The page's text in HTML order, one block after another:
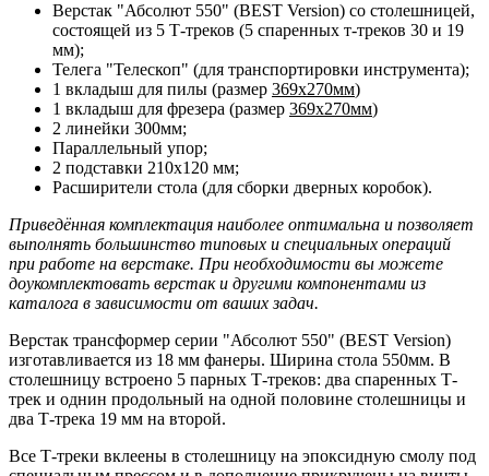
Верстак "Абсолют 550" (BEST Version) со столешницей,
состоящей из 5 Т-треков (5 спаренных т-треков 30 и 19
мм);
Телега "Телескоп" (для транспортировки инструмента);
1 вкладыш для пилы (размер 369х270мм)
1 вкладыш для фрезера (размер 369х270мм)
2 линейки 300мм;
Параллельный упор;
2 подставки 210х120 мм;
Расширители стола (для сборки дверных коробок).
Приведённая комплектация наиболее оптимальна и позволяет
выполнять большинство типовых и специальных операций
при работе на верстаке. При необходимости вы можете
доукомплектовать верстак и другими компонентами из
каталога в зависимости от ваших задач.
Верстак трансформер серии "Абсолют 550" (BEST Version)
изготавливается из 18 мм фанеры. Ширина стола 550мм. В
столешницу встроено 5 парных Т-треков: два спаренных Т-
трек и однин продольный на одной половине столешницы и
два Т-трека 19 мм на второй.
Все Т-треки вклеены в столешницу на эпоксидную смолу под